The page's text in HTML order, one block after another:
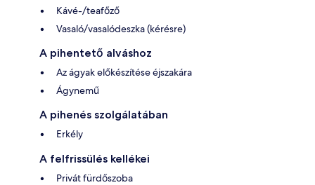
Kávé-/teafőző
Vasaló/vasalódeszka (kérésre)
A pihentető alváshoz
Az ágyak előkészítése éjszakára
Ágynemű
A pihenés szolgálatában
Erkély
A felfrissülés kellékei
Privát fürdőszoba